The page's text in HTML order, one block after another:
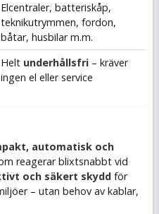
Elcentraler, batteriskåp,
teknikutrymmen, fordon,
båtar, husbilar m.m.
Helt underhållsfri– kräver
ingen el eller service
automatisk och
reagerar blixtsnabbt vid
och säkert skydd för
– utan behov av kablar,